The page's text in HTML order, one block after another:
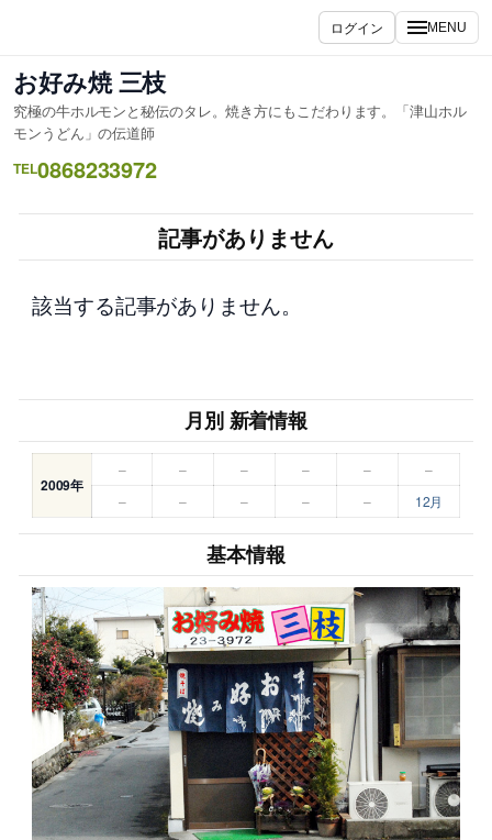
ス
キ
ッ
プ
ログイン MENU
お好み焼 三枝
究極の牛ホルモンと秘伝のタレ。焼き方にもこだわります。「津山ホル
モンうどん」の伝道師
TEL0868233972
記事がありません
該当する記事がありません。
月別 新着情報
2009年
– – – – –
–
–
– – – – 12月
基本情報